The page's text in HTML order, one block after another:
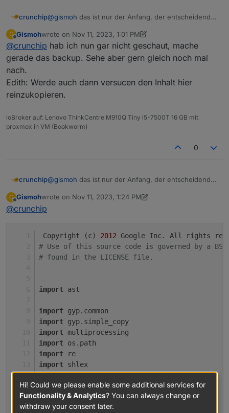
import threading
from distutils.version import StrictVersion
from gyp.common import GypError
from gyp.common import OrderedSet
# A list of types that are treated as
linkable_types = [
    "executable",
crunchip@gismoh das ist nur der Anfang, der entscheidende
def LoadOneBuildFile(build_file_path,
data, aux_data, includes, is_target,
check):
die andere Datei gibt es nicht?
G Gismohwrote on Nov 11, 2023, 1:01 PM
last edited by GismohNov 11, 2023, 2:02 PM
@crunchip hab ich nun gar nicht geschaut, mache
gerade das backup. Sehe aber gern gleich noch mal
nach.
Edith: Werde auch dann versucen den Inhalt hier
reinzukopieren.
ioBroker auf: Lenovo ThinkCentre M910Q Tiny i5-7500T 16 GB mit
proxmox in VM (Bookworm)
0
crunchip@gismoh das ist nur der Anfang, der entscheidende
def LoadOneBuildFile(build_file_path,
die andere Datei gibt es nicht?
G Gismohwrote on Nov 11, 2023, 1:24 PM
last edited by GismohNov 11, 2023, 2:25 PM
@crunchip
Copyright (c) 2012 Google Inc. All rights
# Use of this source code is governed by a
# found in the LICENSE file.
import ast
import gyp.common
import gyp.simple_copy
import multiprocessing
import os.path
import re
import shlex
import signal
import subprocess
import sys
import threading
Hi! Could we please enable some additional services for
Functionality & Analytics? You can always change or
withdraw your consent later.